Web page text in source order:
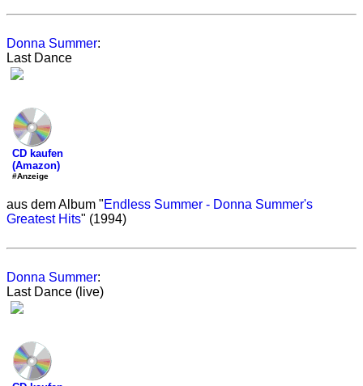
Donna Summer:
Last Dance
CD kaufen
(Amazon)
#Anzeige
aus dem Album "Endless Summer - Donna Summer's
Greatest Hits" (1994)
Donna Summer:
Last Dance (live)